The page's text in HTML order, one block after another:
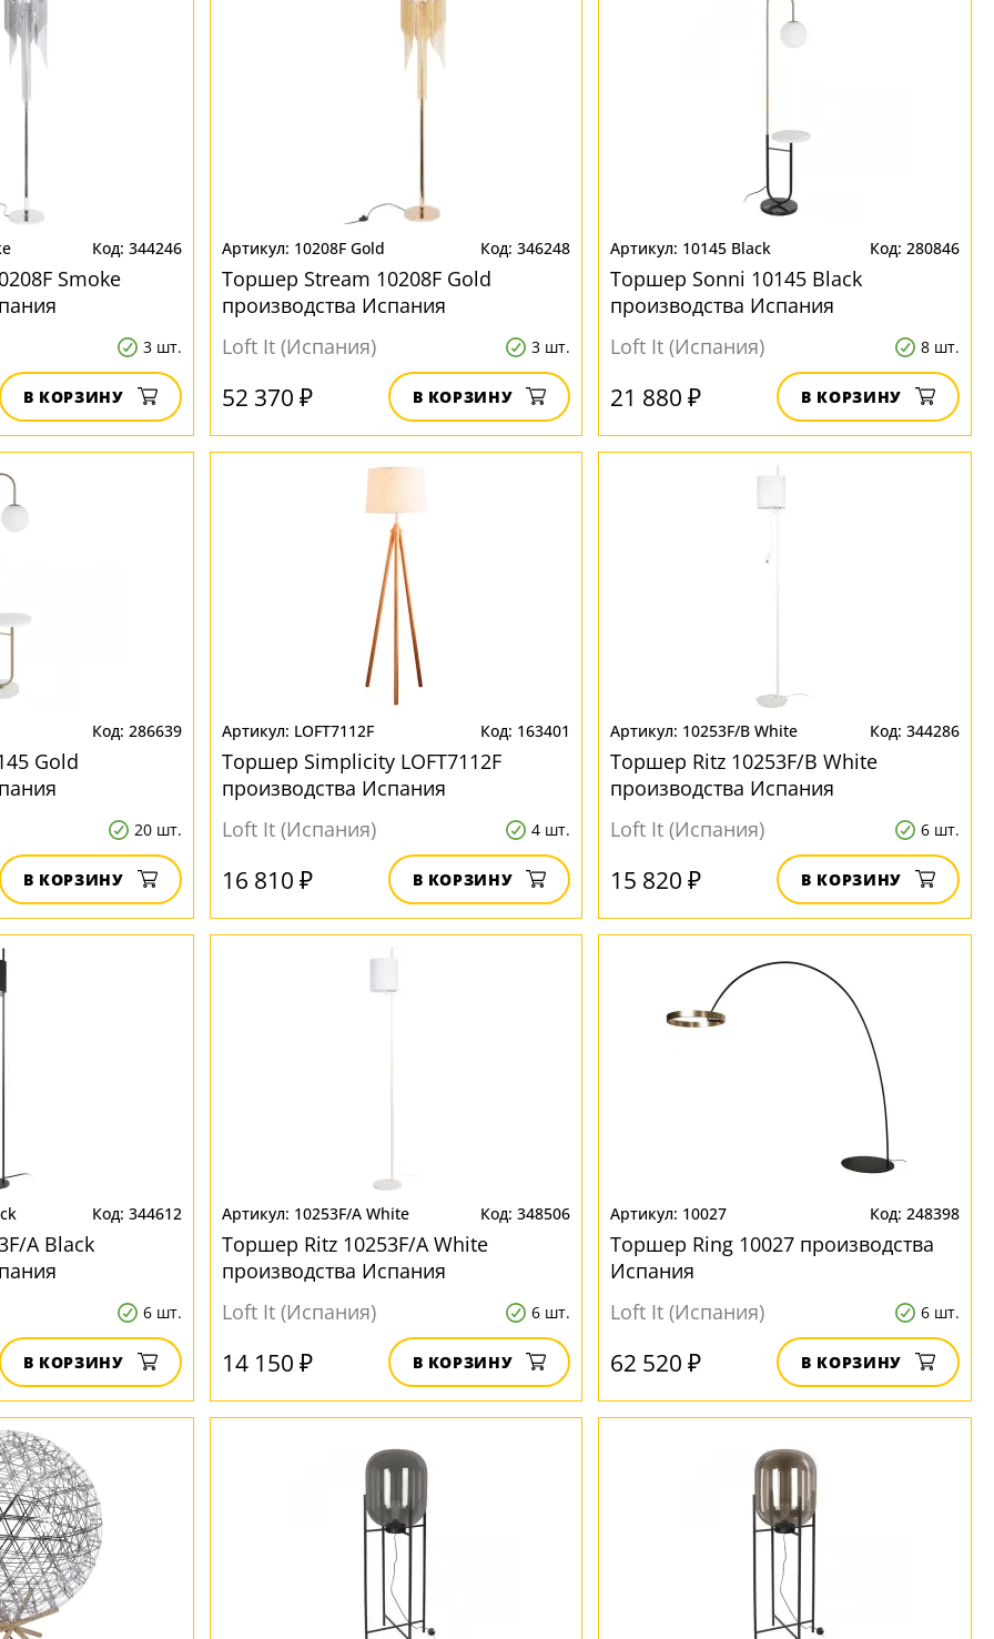
344246
Smoke
3 шт.
В КОРЗИНУ
10208F Gold 346248
Торшер Stream 10208F Gold
производства Испания
Loft It (Испания)
3 шт.
52 370 ₽ В КОРЗИНУ
10145 Black 280846
Торшер Sonni 10145 Black
производства Испания
Loft It (Испания)
8 шт.
21 880 ₽ В КОРЗИНУ
286639
Gold
20 шт.
В КОРЗИНУ
LOFT7112F 163401
Торшер Simplicity LOFT7112F
производства Испания
Loft It (Испания)
4 шт.
16 810 ₽ В КОРЗИНУ
10253F/B White 344286
Торшер Ritz 10253F/B White
производства Испания
Loft It (Испания)
6 шт.
15 820 ₽ В КОРЗИНУ
344612
A Black
6 шт.
В КОРЗИНУ
10253F/A White 348506
Торшер Ritz 10253F/A White
производства Испания
Loft It (Испания)
6 шт.
14 150 ₽ В КОРЗИНУ
10027 248398
Торшер Ring 10027 производства
Испания
Loft It (Испания)
6 шт.
62 520 ₽ В КОРЗИНУ